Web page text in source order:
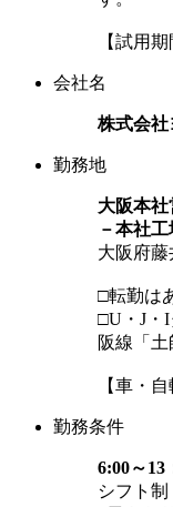
【試用
会社名
株式会社
勤務地
大阪本
－本社工
大阪府藤
□転勤は
□U・J・I
阪線「
【車・
勤務条件
6:00～13
シフト制